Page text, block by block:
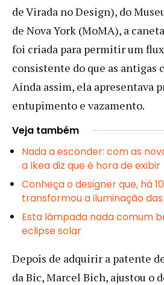
de Virada no Design), do
de Nova York (MoMA), a
foi criada para permitir um
consistente do que as antigas
Ainda assim, ela apresentava
entupimento e vazamento.
Veja também
Nada a esconder: com as
a Ikea diz que é hora de exibir
Conheça o designer que, há
transformou a iluminação
Esta lâmpada nada comum
eclipse solar
Depois de adquirir a patente
da Bic, Marcel Bich, ajustou o